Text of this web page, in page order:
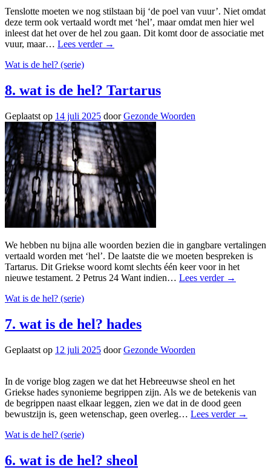
Tenslotte moeten we nog stilstaan bij ‘de poel van vuur’. Niet omdat
deze term ook vertaald wordt met ‘hel’, maar omdat men hier wel
inleest dat het over de hel zou gaan. Dit komt door de associatie met
vuur, maar… Lees verder →
Wat is de hel? (serie)
8. wat is de hel? Tartarus
Geplaatst op 14 juli 2025 doorGezonde Woorden
We hebben nu bijna alle woorden bezien die in gangbare vertalingen
vertaald worden met ‘hel’. De laatste die we moeten bespreken is
Tartarus. Dit Griekse woord komt slechts één keer voor in het
nieuwe testament. 2 Petrus 24 Want indien… Lees verder →
Wat is de hel? (serie)
7. wat is de hel? hades
Geplaatst op 12 juli 2025 doorGezonde Woorden
In de vorige blog zagen we dat het Hebreeuwse sheol en het
Griekse hades synonieme begrippen zijn. Als we de betekenis van
de begrippen naast elkaar leggen, zien we dat in de dood geen
bewustzijn is, geen wetenschap, geen overleg… Lees verder →
Wat is de hel? (serie)
6. wat is de hel? sheol